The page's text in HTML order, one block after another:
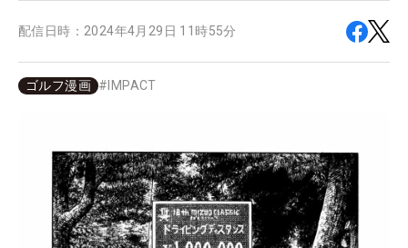
配信日時： 2024年4月29日 11時55分
ゴルフ漫画 # IMPACT